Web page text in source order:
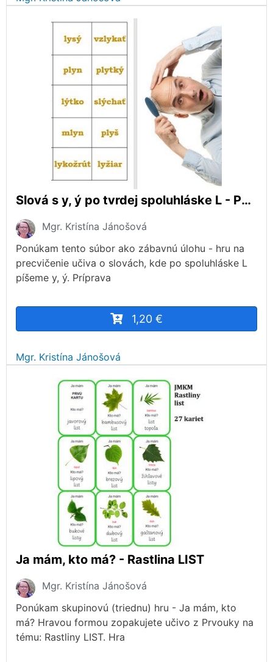
Slová s y, ý po tvrdej spoluhláske L - PUZZLE
Mgr. Kristína Jánošová
Ponúkam tento súbor ako zábavnú úlohu - hru na
precvičenie učiva o slovách, kde po spoluhláske L
píšeme y, ý. Príprava
1,20 €
Mgr. Kristína Jánošová
Ja mám, kto má? - Rastlina LIST
Mgr. Kristína Jánošová
Ponúkam skupinovú (triednu) hru - Ja mám, kto
má? Hravou formou zopakujete učivo z Prvouky na
tému: Rastliny LIST. Hra